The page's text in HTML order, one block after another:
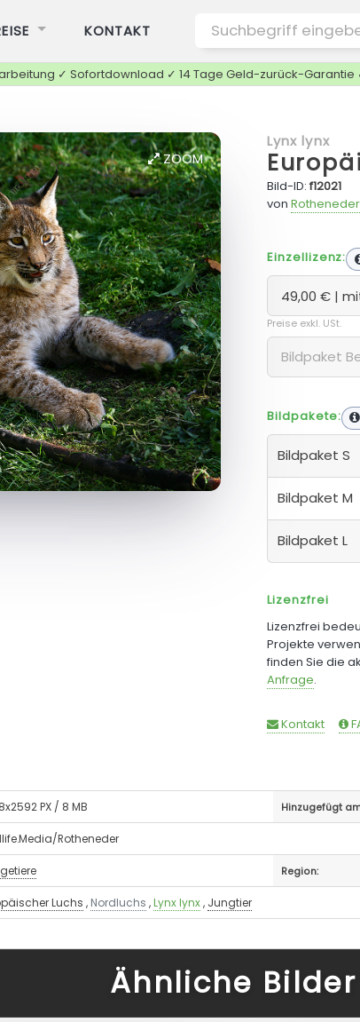
KONTAKT
✓ Sofortdownload ✓ 14 Tage Geld-zurück-Garantie
ZOOM
Lynx lynx
Bild-ID:f12021
von
Einzellizenz:
Preise exkl. USt.
Bildpakete:
Bildpaket S
Bildpaket M
Bildpaket L
Lizenzfrei
Lizenzfrei
Projekte
finden Sie die
Anfrage.
Kontakt
PX / 8 MB Hinzugefügt
Rotheneder
Region:
Luchs , Nordluchs ,Lynx lynx, Jungtier
Ähnliche Bilder